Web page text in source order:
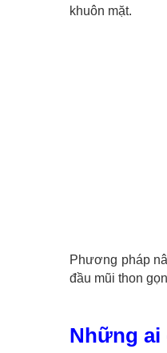
khuôn mặt.
Phương pháp
đầu mũi thon
Những ai